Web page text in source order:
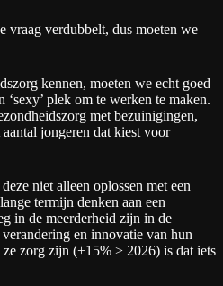
vraag verdubbelt, dus moeten we
kennen, moeten we echt goed
‘sexy’ plek om te werken te maken.
met bezuinigingen,
jongeren dat kiest voor
niet alleen oplossen met een
termijn denken aan een
in de meerderheid zijn in de
en innovatie van hun
ze zorg zijn (+15% > 2026) is dat iets